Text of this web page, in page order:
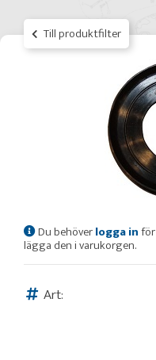
Till produktfilter
Du behöverlogga in
lägga den i varukorgen.
Art: